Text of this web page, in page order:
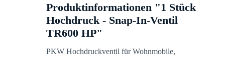
Produktinformationen "1 Stück
Hochdruck - Snap-In-Ventil
TR600 HP"
PKW Hochdruckventil für Wohnmobile,